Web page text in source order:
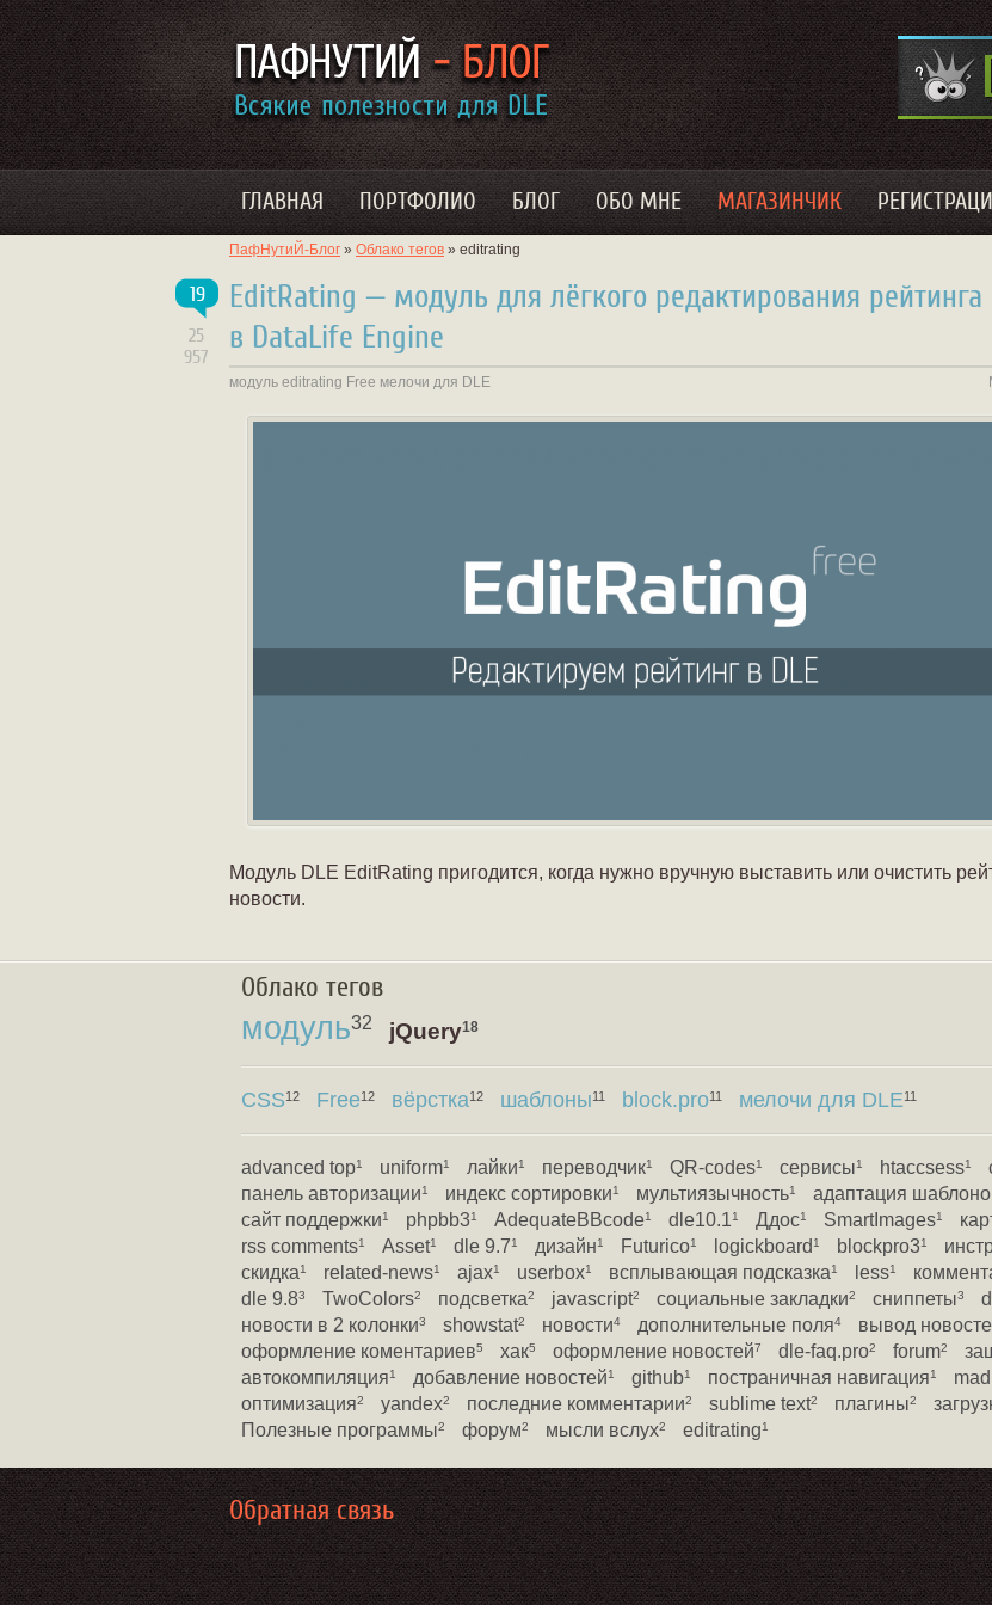
ГЛАВНАЯ ПОРТФОЛИО БЛОГ ОБО МНЕ МАГАЗИНЧИК
ПафНутиЙ-Блог » Облако тегов » editrating
EditRating — модуль для лёгкого редактирования рейтинга
в DataLife Engine
19
25
957
модуль editrating Free мелочи для DLE
Модуль DLE EditRating пригодится, когда нужно вручную выставить или очистить
новости.
Облако тегов
модуль32 jQuery18
CSS12 Free12 вёрстка12 шаблоны11 block.pro11 мелочи для DLE11
advanced top1 uniform1 лайки1 переводчик1 QR-codes1 сервисы1 htaccsess1
панель авторизации1 индекс сортировки1 мультиязычность1 адаптация
сайт поддержки1 phpbb31 AdequateBBcode1 dle10.11 Ддос1 SmartImages1
rss comments1 Asset1 dle 9.71 дизайн1 Futurico1 logickboard1 blockpro31
скидка1 related-news1 ajax1 userbox1 всплывающая подсказка1 less1
dle 9.83 TwoColors2 подсветка2 javascript2 социальные закладки2 сниппеты3
новости в 2 колонки3 showstat2 новости4 дополнительные поля4 вывод
оформление коментариев5 хак5 оформление новостей7 dle-faq.pro2 forum2
автокомпиляция1 добавление новостей1 github1 постраничная навигация1
оптимизация2 yandex2 последние комментарии2 sublime text2 плагины2
Полезные программы2 форум2 мысли вслух2 editrating1
Обратная связь